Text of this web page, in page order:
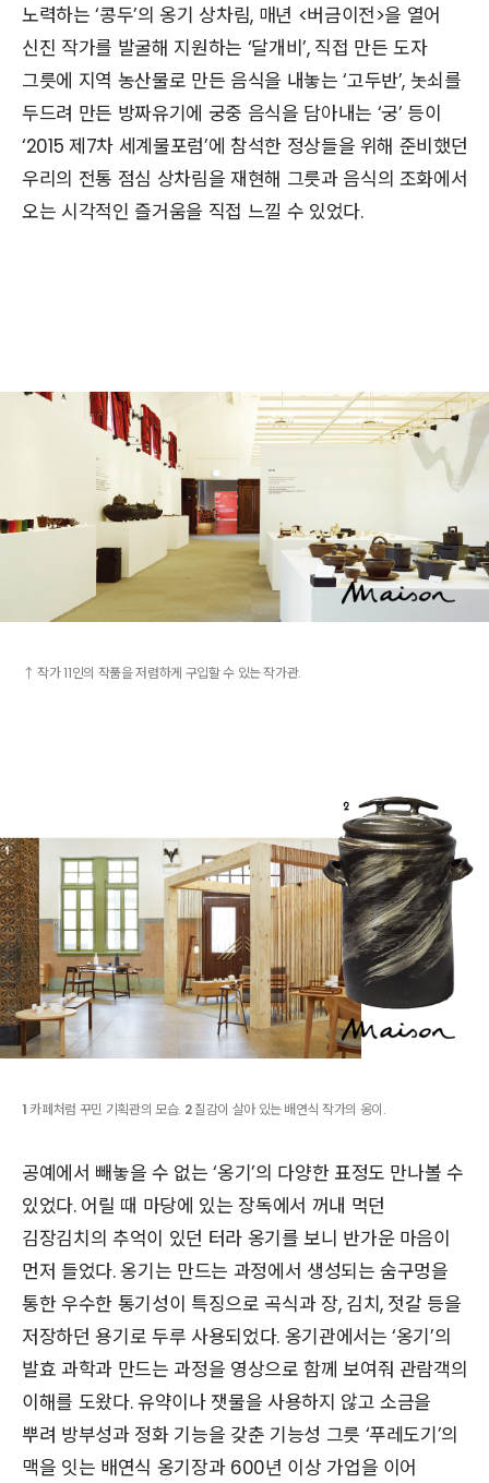
노력하는 ‘콩두’의 옹기 상차림, 매년 <버금이전>을 열어
신진 작가를 발굴해 지원하는 ‘달개비’, 직접 만든 도자
그릇에 지역 농산물로 만든 음식을 내놓는 ‘고두반’, 놋쇠를
두드려 만든 방짜유기에 궁중 음식을 담아내는 ‘궁’ 등이
‘2015 제7차 세계물포럼’에 참석한 정상들을 위해 준비했던
우리의 전통 점심 상차림을 재현해 그릇과 음식의 조화에서
오는 시각적인 즐거움을 직접 느낄 수 있었다.
↑ 작가 11인의 작품을 저렴하게 구입할 수 있는 작가관.
1 카페처럼 꾸민 기획관의 모습. 2질감이 살아 있는 배연식 작가의 옹이.
공예에서 빼놓을 수 없는 ‘옹기’의 다양한 표정도 만나볼 수
있었다. 어릴 때 마당에 있는 장독에서 꺼내 먹던
김장김치의 추억이 있던 터라 옹기를 보니 반가운 마음이
먼저 들었다. 옹기는 만드는 과정에서 생성되는 숨구멍을
통한 우수한 통기성이 특징으로 곡식과 장, 김치, 젓갈 등을
저장하던 용기로 두루 사용되었다. 옹기관에서는 ‘옹기’의
발효 과학과 만드는 과정을 영상으로 함께 보여줘 관람객의
이해를 도왔다. 유약이나 잿물을 사용하지 않고 소금을
뿌려 방부성과 정화 기능을 갖춘 기능성 그릇 ‘푸레도기’의
맥을 잇는 배연식 옹기장과 600년 이상 가업을 이어